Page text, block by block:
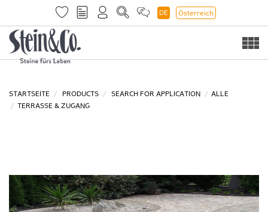
DE Österreich
STARTSEITE PRODUCTS SEARCH FOR APPLICATION
ALLE
TERRASSE & ZUGANG